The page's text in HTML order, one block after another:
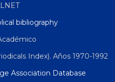
bibliography
Index). Años 1970-1992
Association Database